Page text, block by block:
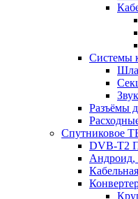
Системы
Разъёмы
Спутниковое
DVB-Т2
Андроид,